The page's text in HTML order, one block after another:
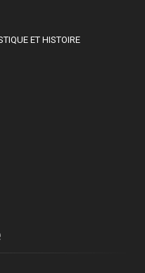
ET HISTOIRE